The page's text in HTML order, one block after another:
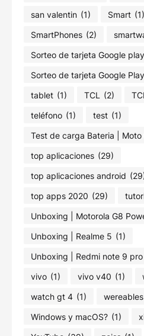
san valentin (1) Smart (1)
SmartPhones (2)
Sorteo de tarjeta Google play
Sorteo de tarjeta Google Play
tablet (1) TCL (2)
teléfono (1) test (1)
Test de carga Bateria | Moto
top aplicaciones (29)
top aplicaciones android
top apps 2020 (29)
Unboxing | Motorola G8
Unboxing | Realme 5 (1)
Unboxing | Redmi note 9 pro
vivo (1) vivo v40 (1)
watch gt 4 (1) wereables
Windows y macOS? (1)